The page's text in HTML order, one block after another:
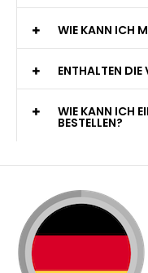
WIE KANN ICH
ENTHALTEN
WIE KANN ICH
BESTELLEN?